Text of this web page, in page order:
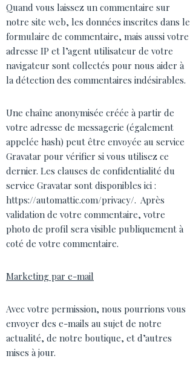
Quand vous laissez un commentaire sur
notre site web, les données inscrites dans le
formulaire de commentaire, mais aussi votre
adresse IP et l’agent utilisateur de votre
navigateur sont collectés pour nous aider à
la détection des commentaires indésirables.
Une chaîne anonymisée créée à partir de
votre adresse de messagerie (également
appelée hash) peut être envoyée au service
Gravatar pour vérifier si vous utilisez ce
dernier. Les clauses de confidentialité du
service Gravatar sont disponibles ici :
https://automattic.com/privacy/. Après
validation de votre commentaire, votre
photo de profil sera visible publiquement à
coté de votre commentaire.
Marketing par e-mail
Avec votre permission, nous pourrions vous
envoyer des e-mails au sujet de notre
actualité, de notre boutique, et d’autres
mises à jour.